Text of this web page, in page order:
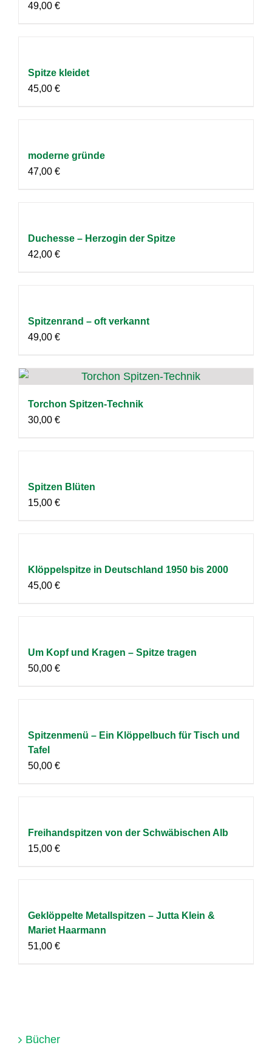
49,00 €
Spitze kleidet
45,00 €
moderne gründe
47,00 €
Duchesse – Herzogin der Spitze
42,00 €
Spitzenrand – oft verkannt
49,00 €
Torchon Spitzen-Technik
30,00 €
Spitzen Blüten
15,00 €
Klöppelspitze in Deutschland 1950 bis 2000
45,00 €
Um Kopf und Kragen – Spitze tragen
50,00 €
Spitzenmenü – Ein Klöppelbuch für Tisch und
Tafel
50,00 €
Freihandspitzen von der Schwäbischen Alb
15,00 €
Geklöppelte Metallspitzen – Jutta Klein &
Mariet Haarmann
51,00 €
Bücher